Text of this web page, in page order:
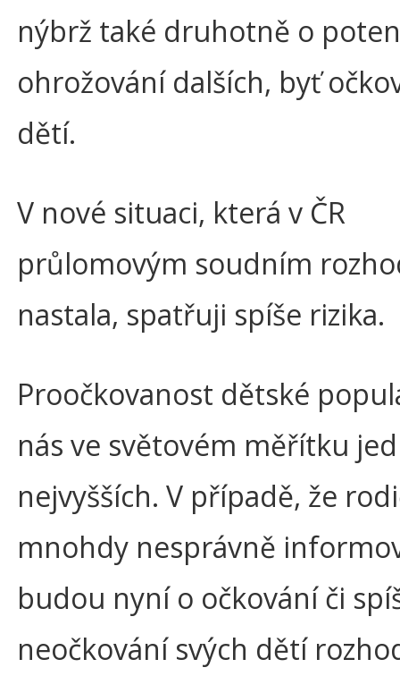
nýbrž také druhotně o
ohrožování dalších, byť
dětí.
V nové situaci, která v ČR
průlomovým soudním
nastala, spatřuji spíše rizika.
Proočkovanost dětské
nás ve světovém měřítku
nejvyšších. V případě, že
mnohdy nesprávně
budou nyní o očkování či
neočkování svých dětí